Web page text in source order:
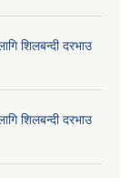
शिलबन्दी दरभाउ
शिलबन्दी दरभाउ